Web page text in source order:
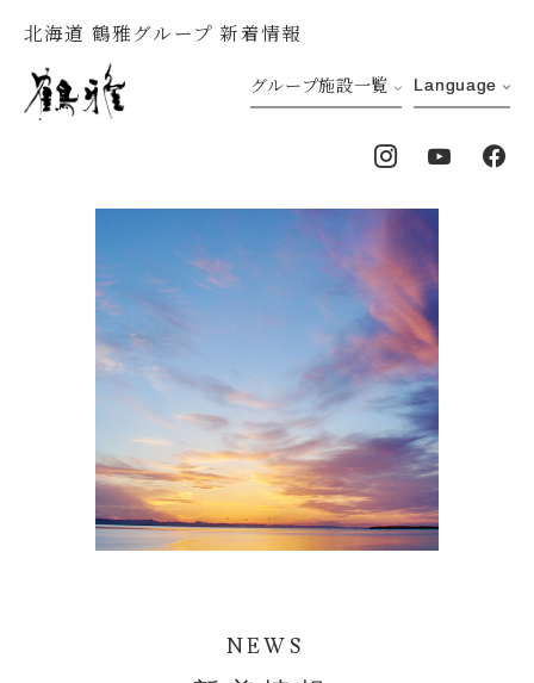
北海道 鶴雅グループ 新着情報
グループ施設一覧 Language
NEWS